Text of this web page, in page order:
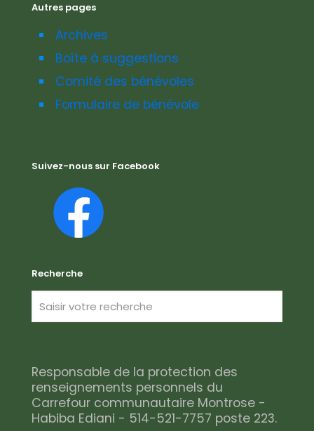
Autres pages
Archives
Boîte à suggestions
Comité des bénévoles
Formulaire de bénévole
Suivez-nous sur Facebook
Recherche
Responsable de la protection des
renseignements personnels du
Carrefour communautaire Montrose -
Habiba Ediani - 514-521-7757 poste 223.